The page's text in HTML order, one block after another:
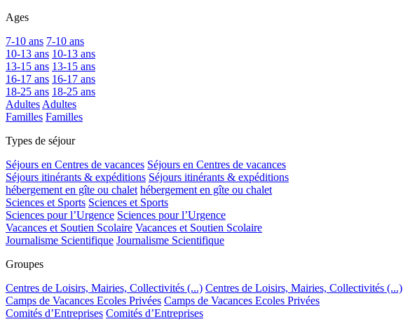
Ages
7-10 ans 7-10 ans
10-13 ans 10-13 ans
13-15 ans 13-15 ans
16-17 ans 16-17 ans
18-25 ans 18-25 ans
Adultes Adultes
Familles Familles
Types de séjour
Séjours en Centres de vacances Séjours en Centres de vacances
Séjours itinérants & expéditions Séjours itinérants & expéditions
hébergement en gîte ou chalet hébergement en gîte ou chalet
Sciences et Sports Sciences et Sports
Sciences pour l’Urgence Sciences pour l’Urgence
Vacances et Soutien Scolaire Vacances et Soutien Scolaire
Journalisme Scientifique Journalisme Scientifique
Groupes
Centres de Loisirs, Mairies, Collectivités (...) Centres de Loisirs, Mairies, Collectivités (...)
Camps de Vacances Ecoles Privées Camps de Vacances Ecoles Privées
Comités d’Entreprises Comités d’Entreprises